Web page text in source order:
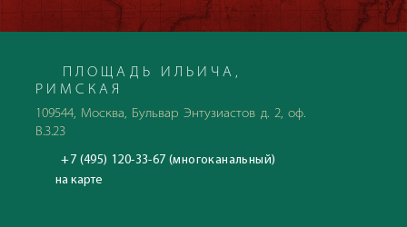
ПЛОЩАДЬ ИЛЬИЧА,
РИМСКАЯ
109544, Москва, Бульвар Энтузиастов д. 2, оф.
В.3.23
+7 (495) 120-33-67 (многоканальный)
на карте